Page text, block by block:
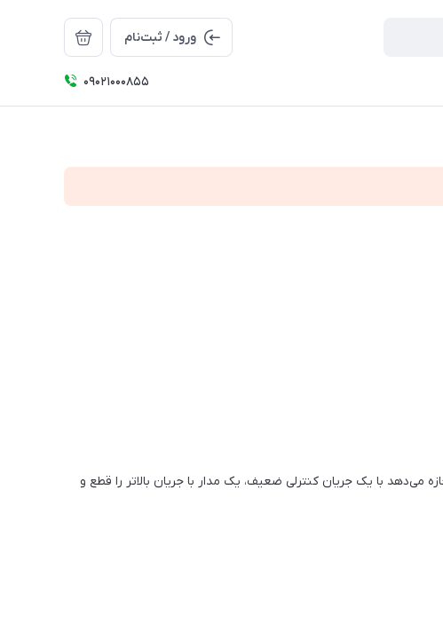
ورود / ثبت‌نام
09021000855
با یک جریان کنترلی ضعیف، یک مدار با جریان بالاتر را قطع و